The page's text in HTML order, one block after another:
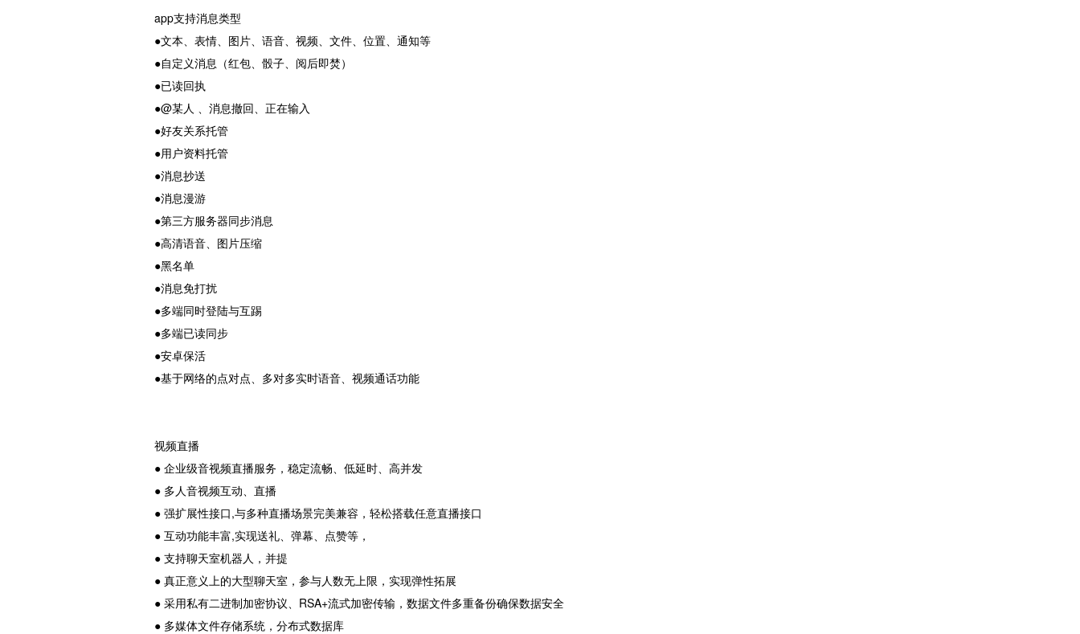
app支持消息类型
●文本、表情、图片、语音、视频、文件、位置、通知等
●自定义消息（红包、骰子、阅后即焚）
●已读回执
●@某人 、消息撤回、正在输入
●好友关系托管
●用户资料托管
●消息抄送
●消息漫游
●第三方服务器同步消息
●高清语音、图片压缩
●黑名单
●消息免打扰
●多端同时登陆与互踢
●多端已读同步
●安卓保活
●基于网络的点对点、多对多实时语音、视频通话功能
视频直播
● 企业级音视频直播服务，稳定流畅、低延时、高并发
● 多人音视频互动、直播
● 强扩展性接口,与多种直播场景完美兼容，轻松搭载任意直播接口
● 互动功能丰富,实现送礼、弹幕、点赞等，
● 支持聊天室机器人，并提
● 真正意义上的大型聊天室，参与人数无上限，实现弹性拓展
● 采用私有二进制加密协议、RSA+流式加密传输，数据文件多重备份确保数据安全
● 多媒体文件存储系统，分布式数据库